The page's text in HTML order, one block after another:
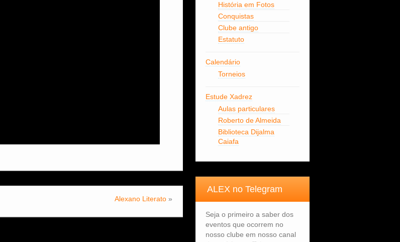
Alexano Literato»
História em Fotos
Conquistas
Clube antigo
Estatuto
Calendário
Torneios
Estude Xadrez
Aulas particulares
Roberto de Almeida
Biblioteca Dijalma
Caiafa
ALEX no Telegram
Seja o primeiro a saber dos
eventos que ocorrem no
nosso clube em nosso canal